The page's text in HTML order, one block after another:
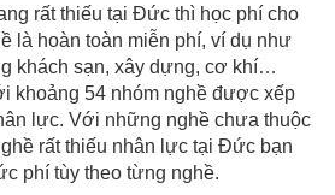
rất thiếu tại Đức thì học phí cho
là hoàn toàn miễn phí, ví dụ như
khách sạn, xây dựng, cơ khí…
khoảng 54 nhóm nghề được xếp
lực. Với những nghề chưa thuộc
rất thiếu nhân lực tại Đức bạn
phí tùy theo từng nghề.